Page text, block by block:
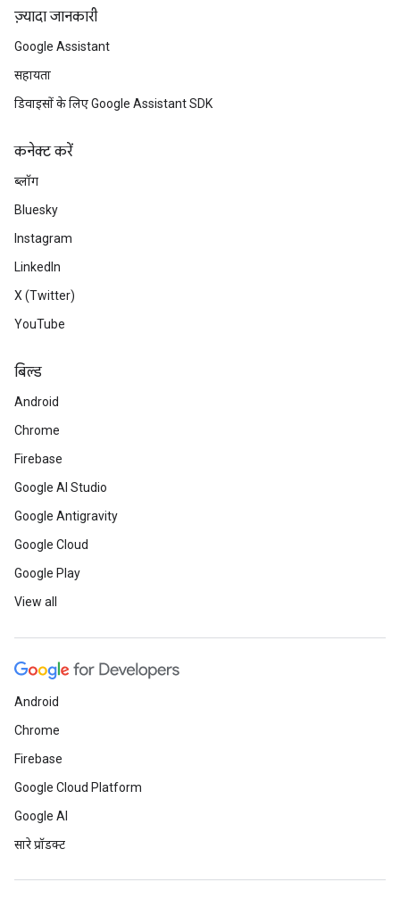
ज़्यादा जानकारी
Google Assistant
सहायता
डिवाइसों के लिए Google Assistant SDK
कनेक्ट करें
ब्लॉग
Bluesky
Instagram
LinkedIn
X (Twitter)
YouTube
बिल्ड
Android
Chrome
Firebase
Google AI Studio
Google Antigravity
Google Cloud
Google Play
View all
Android
Chrome
Firebase
Google Cloud Platform
Google AI
सारे प्रॉडक्ट